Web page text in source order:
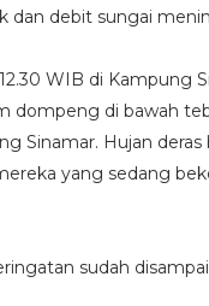
dan debit sungai
WIB di Kampung
dompeng di bawah
Sinamar. Hujan
yang sedang
sudah